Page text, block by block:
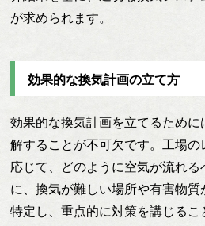
が求められます。
効果的な換気計画の立て方
効果的な換気計画を立てるため
解することが不可欠です。工場の
応じて、どのように空気が流れ
に、換気が難しい場所や有害物
特定し、重点的に対策を講じる